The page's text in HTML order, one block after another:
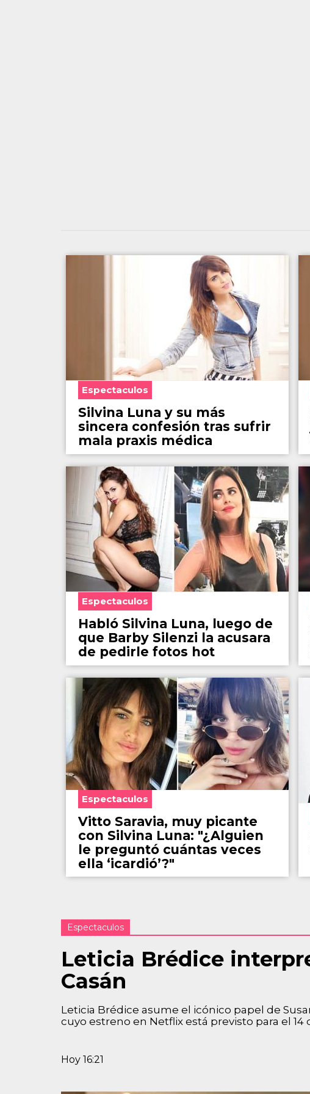
Espectaculos
Silvina Luna y su más
sincera confesión tras sufrir
mala praxis médica
Espectaculos
Habló Silvina Luna, luego de
que Barby Silenzi la acusara
de pedirle fotos hot
Espectaculos
Vitto Saravia, muy picante
con Silvina Luna: "¿Alguien
le preguntó cuántas veces
ella ‘icardió’?"